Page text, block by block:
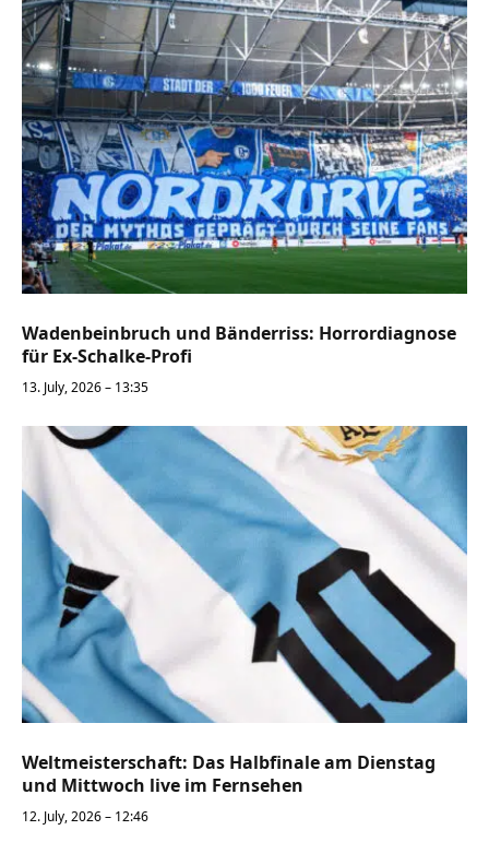
Wadenbeinbruch und Bänderriss: Horrordiagnose
für Ex-Schalke-Profi
13. July, 2026 – 13:35
Weltmeisterschaft: Das Halbfinale am Dienstag
und Mittwoch live im Fernsehen
12. July, 2026 – 12:46